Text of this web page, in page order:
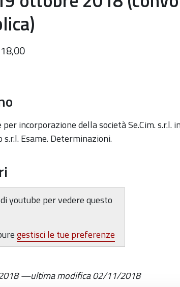
incorporazione della società Se.Cim.
s.r.l. Esame. Determinazioni.
youtube per vedere questo
gestisci le tue preferenze
—ultima modifica02/11/2018